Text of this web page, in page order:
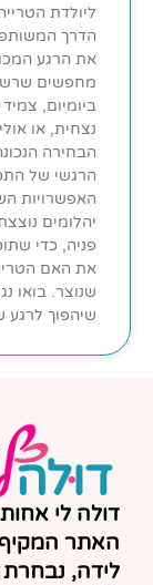
ליולדת
הדרך
את הרגע
מחפשים
ביומיום,
נצחית, או
הבחירה
הרגשי של
האפשרויות
יהלומים
פניה, כדי
את האם
שנוצר. בואו
שיהפוך לרגע
דולה לי
האתר המקיף
לידה, נבחרת